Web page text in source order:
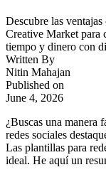
Descubre las
Creative Market para
tiempo y dinero con
Written By
Nitin Mahajan
Published on
June 4, 2026
¿Buscas una manera
redes sociales
Las plantillas para
ideal. He aquí un